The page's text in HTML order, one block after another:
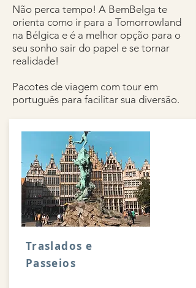
Não perca tempo! A BemBelga te
orienta como ir para a Tomorrowland
na Bélgica e é a melhor opção para o
seu sonho sair do papel e se tornar
realidade!
Pacotes de viagem com tour em
português para facilitar sua diversão.
Traslados e
Passeios